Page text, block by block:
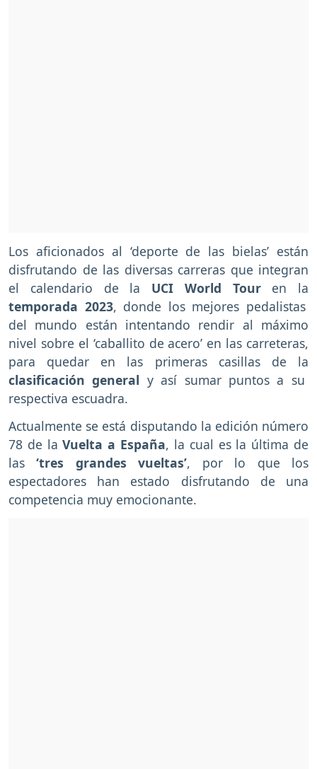
Los aficionados al ‘deporte de las bielas’ están
disfrutando de las diversas carreras que integran
el calendario de la UCI World Tour en la
temporada 2023, donde los mejores pedalistas
del mundo están intentando rendir al máximo
nivel sobre el ‘caballito de acero’ en las carreteras,
para quedar en las primeras casillas de la
clasificación general y así sumar puntos a su
respectiva escuadra.
Actualmente se está disputando la edición número
78 de la Vuelta a España, la cual es la última de
las‘tres grandes vueltas’, por lo que los
espectadores han estado disfrutando de una
competencia muy emocionante.